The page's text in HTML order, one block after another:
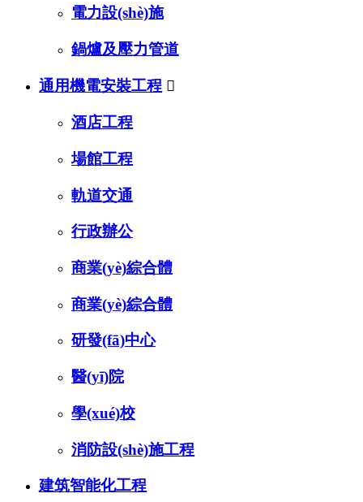
電力設(shè)施
鍋爐及壓力管道
通用機電安裝工程 
酒店工程
場館工程
軌道交通
行政辦公
商業(yè)綜合體
商業(yè)綜合體
研發(fā)中心
醫(yī)院
學(xué)校
消防設(shè)施工程
建筑智能化工程